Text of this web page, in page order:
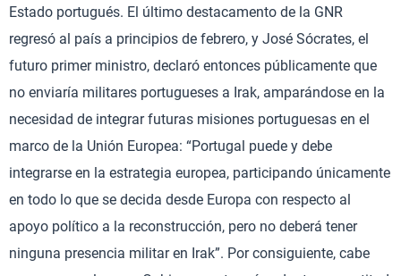
Estado portugués. El último destacamento de la GNR
regresó al país a principios de febrero, y José Sócrates, el
futuro primer ministro, declaró entonces públicamente que
no enviaría militares portugueses a Irak, amparándose en la
necesidad de integrar futuras misiones portuguesas en el
marco de la Unión Europea: “Portugal puede y debe
integrarse en la estrategia europea, participando únicamente
en todo lo que se decida desde Europa con respecto al
apoyo político a la reconstrucción, pero no deberá tener
ninguna presencia militar en Irak”. Por consiguiente, cabe